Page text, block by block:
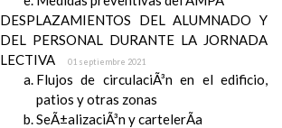
DESPLAZAMIENTOS DEL ALUMNADO Y
DEL PERSONAL DURANTE LA JORNADA
LECTIVA
01 septiembre 2021
Flujos de circulaciÃ³n en el edificio,
patios y otras zonas
SeÃ±alizaciÃ³n y cartelerÃ­a